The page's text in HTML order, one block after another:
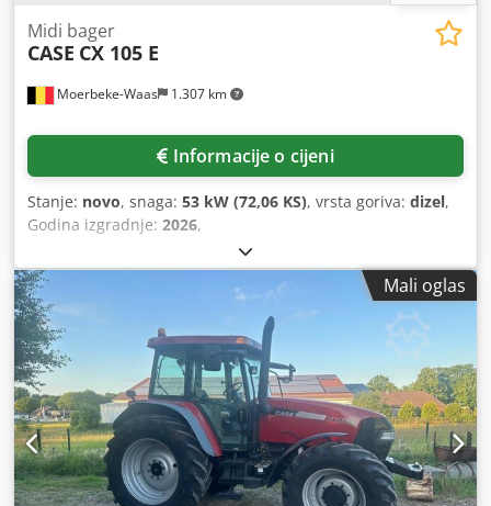
Moerbeke-Waas 1.307 km
Midi bager
CASE CX 105 E
Informacije o cijeni
Stanje: novo, snaga: 53 kW (72,06 KS), vrsta goriva: dizel,
Godina izgradnje: 2026,
Mali oglas